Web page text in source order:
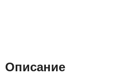
Описание